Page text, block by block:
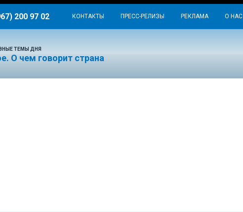
200 97 02 КОНТАКТЫ ПРЕСС-РЕЛИЗЫ РЕКЛАМА О НАС
ТЕМЫ ДНЯ
О чем говорит страна